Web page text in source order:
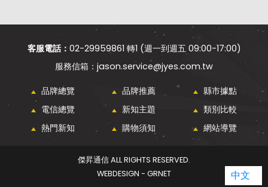
客服電話： 02-29959861 轉1 (週一到週五 09:00-17:00)
jason.service@jyes.com.tw
品牌總覽 品牌推薦
縣市據點
電信總覽
新知主題
類別比較
熱門新知
購物須知 網站導覽
傑昇通信 ALL RIGHTS RESERVED.
WEBDESIGN - GRNET
中文